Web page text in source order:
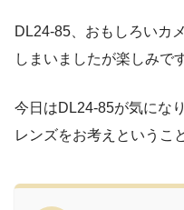
DL24-85、おもしろいカ
しまいましたが楽しみで
今日はDL24-85が気にな
レンズをお考えというこ